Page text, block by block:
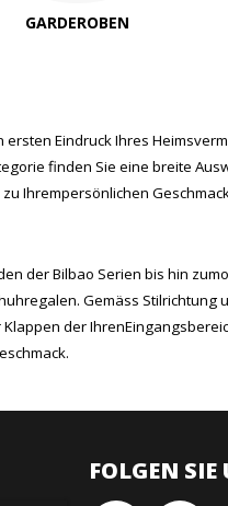
GARDEROBEN
Eindruck Ihres
finden Sie eine breite
Ihrempersönlichen
der Bilbao Serien bis hin
Gemäss
der
FOLGEN SIE